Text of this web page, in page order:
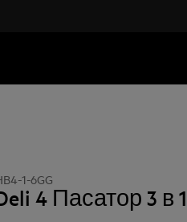
1-6GG
4 Пасатор 3 в 1